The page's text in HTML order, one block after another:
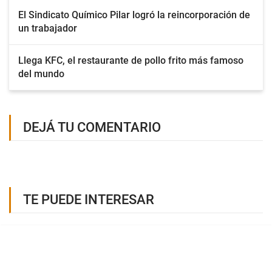
El Sindicato Químico Pilar logró la reincorporación de
un trabajador
Llega KFC, el restaurante de pollo frito más famoso
del mundo
DEJÁ TU COMENTARIO
TE PUEDE INTERESAR